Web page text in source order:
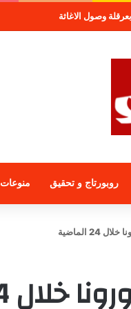
وصول الاغاثة
روبورتاج و تحقيق منوعات
الماضية
24 الماضية